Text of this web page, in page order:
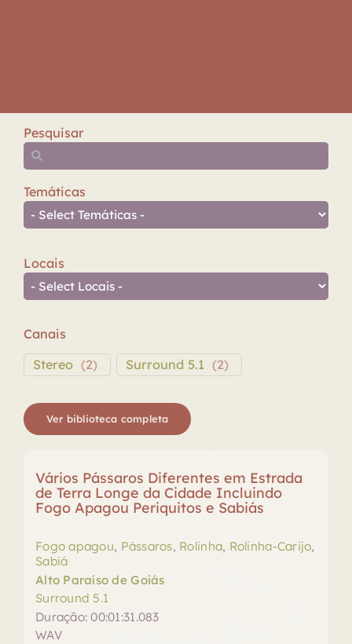
Pesquisar
Temáticas
Locais
Canais
Stereo (2) Surround 5.1 (2)
Ver biblioteca completa
Vários Pássaros Diferentes em Estrada
de Terra Longe da Cidade Incluindo
Fogo Apagou Periquitos e Sabiás
Fogo apagou, Pássaros, Rolinha, Rolinha-Carijo,
Sabiá
Alto Paraíso de Goiás
Surround 5.1
Duração: 00:01:31.083
WAV